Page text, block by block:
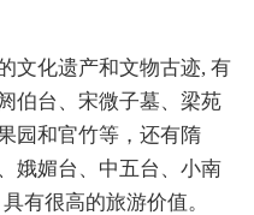
化遗产和文物古迹, 有
伯台、宋微子墓、梁苑
园和官竹等，还有隋
娥媚台、中五台、小南
有很高的旅游价值。